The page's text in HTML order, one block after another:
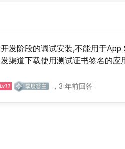
发阶段的调试安装,不能用于
渠道下载使用测试证书签名的应
，3 年前回答